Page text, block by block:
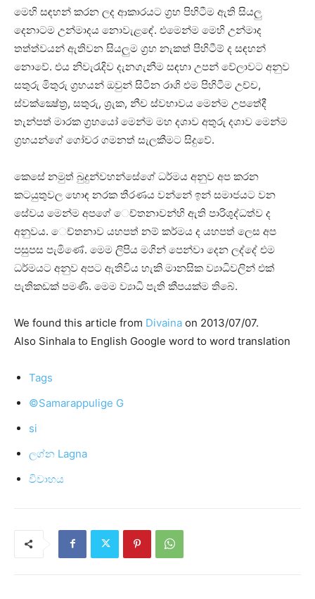
මෙහි සඳහන් කරන ලද ආකාරයට ග්‍රහ පිහිටීම ඇති සියලු
දෙනාටම උන්මාදය නොවැළඳේ. එමෙන්ම මෙහි උන්මාද
තත්ත්වයන් ඇතිවන සියලුම ග්‍රහ නැකත් පිහිටීම් ද සඳහන්
නොවේ. එය නිවැරැදිව දැනගැනීම සඳහා උපන් වේලාවට අනුව
සතුරු මිතුරු ග්‍රහයන් ඔවුන් සිටින රාශි එම පිහිටීම උච්ච,
ස්‌වක්‌ක්‍ෂේත්‍ර, සතුරු, ශ්‍රැක, නීච ස්‌වභාවය මෙන්ම උපතේදී
තැන්පත් මාරක ග්‍රහයෝ මෙන්ම මහ දශාව අතුරු දශාව මෙන්ම
ග්‍රහයන්ගේ ගෝචර ගමනත් සැලකීමට සිදුවේ.
කෙසේ නමුත් බුදුන්වහන්සේගේ ධර්මය අනුව අප කරන
කටයුතුවල හොඳ නරක තීරණය වන්නේ ඉන් සමාජයට වන
සේවය මෙන්ම අපගේ ෙච්තනාවන්හි ඇති පාරිශුද්ධත්ව ද
අනුවය. ෙච්තනාව යහපත් නම් කර්මය ද යහපත් ලෙස අප
පසුපස පැමිණේ. මෙම ලිපිය මගින් පෙන්වා දෙන ලද්දේ එම
ධර්මයට අනුව අපට ඇතිවිය හැකි මානසික ව්‍යාධිවලින් එක්‌
පැතිකඩක්‌ පමණි. මෙම ව්‍යාධි පැති කීපයක්‌ම තිබේ.
We found this article from Divaina on 2013/07/07.
Also Sinhala to English Google word to word translation
Tags
©Samarappulige G
si
ලග්න Lagna
විවාහය